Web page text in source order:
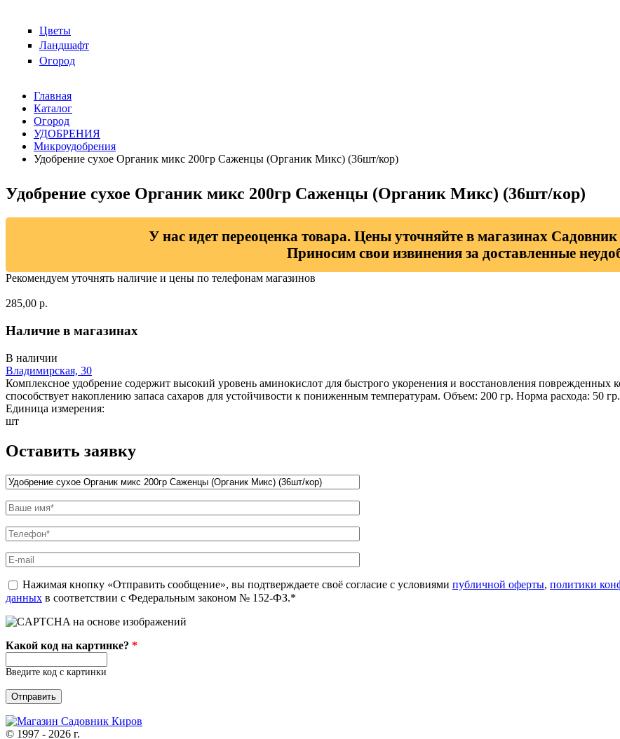
Цветы
Ландшафт
Огород
Главная
Каталог
Огород
УДОБРЕНИЯ
Микроудобрения
Удобрение сухое Органик микс 200гр Саженцы (Органик Микс) (36шт/кор)
Удобрение сухое Органик микс 200гр Саженцы (Органик Микс) (36шт/кор)
У нас идет переоценка товара. Цены уточняйте в магазинах
Приносим свои извинения за доставленные
Рекомендуем уточнять наличие и цены по телефонам магазинов
285,00 р.
Наличие в магазинах
В наличии
Владимирская, 30
Комплексное удобрение содержит высокий уровень аминокислот для быстрого укоренения и восстановления
способствует накоплению запаса сахаров для устойчивости к пониженным температурам. Объем: 200 гр. Норма расхода: 50
Единица измерения:
шт
Оставить заявку
Название товара*
Ваше имя
Телефон
E-mail
politika*
Нажимая кнопку «Отправить сообщение», вы подтверждаете своё согласие с условиями публичной оферты, политики
данных в соответствии с Федеральным законом № 152-ФЗ.*
Какой код на картинке? *
Введите код с картинки
© 1997 - 2026 г.